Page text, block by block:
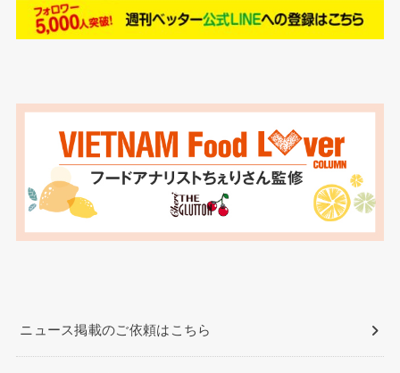
ニュース掲載のご依頼はこちら